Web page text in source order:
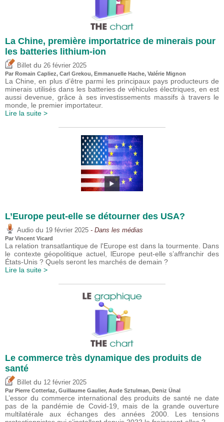
La Chine, première importatrice de minerais pour
les batteries lithium-ion
Billet du 26 février 2025
Par Romain Capliez, Carl Grekou, Emmanuelle Hache, Valérie Mignon
La Chine, en plus d’être parmi les principaux pays producteurs de
minerais utilisés dans les batteries de véhicules électriques, en est
aussi devenue, grâce à ses investissements massifs à travers le
monde, le premier importateur.
Lire la suite >
L’Europe peut-elle se détourner des USA?
Audio du 19 février 2025 - Dans les médias
Par Vincent Vicard
La relation transatlantique de l'Europe est dans la tourmente. Dans
le contexte géopolitique actuel, lEurope peut-elle s’affranchir des
États-Unis ? Quels seront les marchés de demain ?
Lire la suite >
Le commerce très dynamique des produits de
santé
Billet du 12 février 2025
Par Pierre Cotterlaz, Guillaume Gaulier, Aude Sztulman, Deniz Ünal
L’essor du commerce international des produits de santé ne date
pas de la pandémie de Covid-19, mais de la grande ouverture
multilatérale aux échanges des années 2000. Les tensions